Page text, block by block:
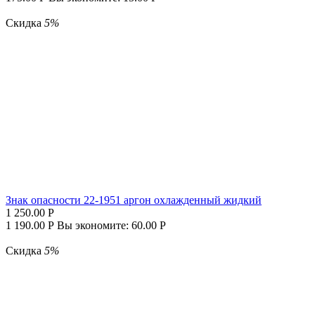
Скидка 5%
Знак опасности 22-1951 аргон охлажденный жидкий
1 250.00 Р
1 190.00 Р Вы экономите: 60.00 Р
Скидка 5%